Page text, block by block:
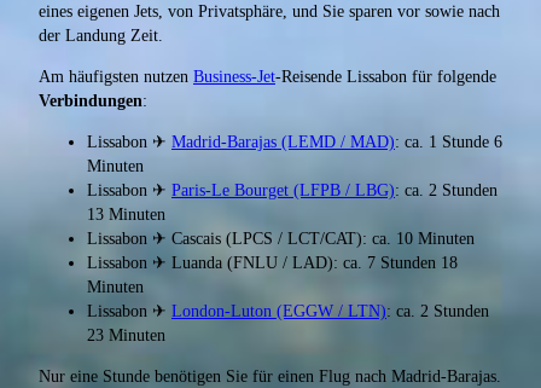
eines eigenen Jets, von Privatsphäre, und Sie sparen vor sowie nach
der Landung Zeit.
Am häufigsten nutzen Business-Jet-Reisende Lissabon für folgende
Verbindungen:
Lissabon ✈ Madrid-Barajas (LEMD / MAD): ca. 1 Stunde 6
Minuten
Lissabon ✈ Paris-Le Bourget (LFPB / LBG): ca. 2 Stunden
13 Minuten
Lissabon ✈ Cascais (LPCS / LCT/CAT): ca. 10 Minuten
Lissabon ✈ Luanda (FNLU / LAD): ca. 7 Stunden 18
Minuten
Lissabon ✈ London-Luton (EGGW / LTN): ca. 2 Stunden
23 Minuten
Nur eine Stunde benötigen Sie für einen Flug nach Madrid-Barajas.